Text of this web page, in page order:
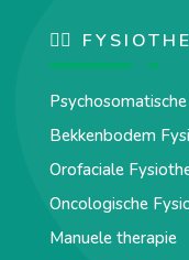
🏋️‍♀️
Bekkenbodem
Orofaciale
Oncologische
Manuele therapie